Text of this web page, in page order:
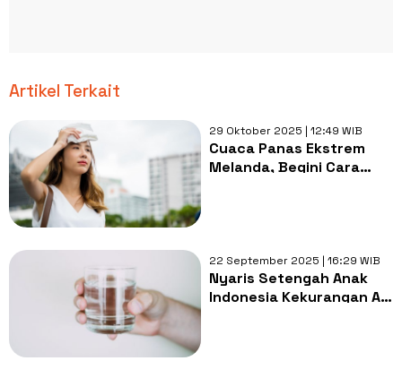
Artikel Terkait
29 Oktober 2025 | 12:49 WIB
Cuaca Panas Ekstrem
Melanda, Begini Cara
22 September 2025 | 16:29 WIB
Nyaris Setengah Anak
Indonesia Kekurangan Air